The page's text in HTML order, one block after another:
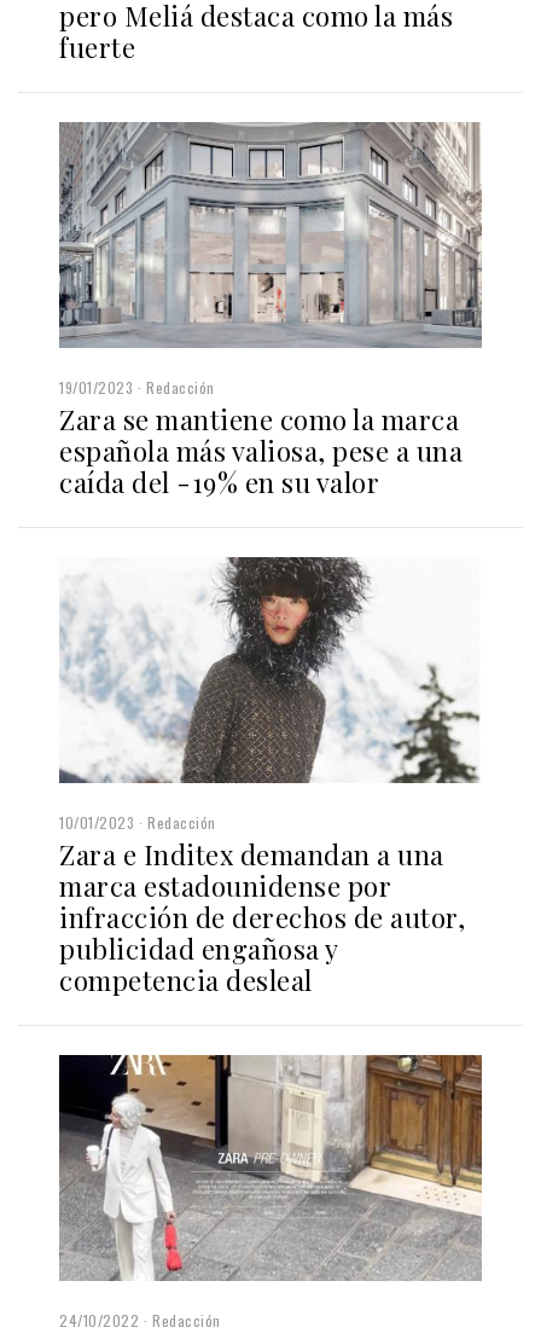
pero Meliá destaca como la más
fuerte
19/01/2023 Redacción
Zara se mantiene como la marca
española más valiosa, pese a una
caída del -19% en su valor
10/01/2023 Redacción
Zara e Inditex demandan a una
marca estadounidense por
infracción de derechos de autor,
publicidad engañosa y
competencia desleal
24/10/2022 Redacción